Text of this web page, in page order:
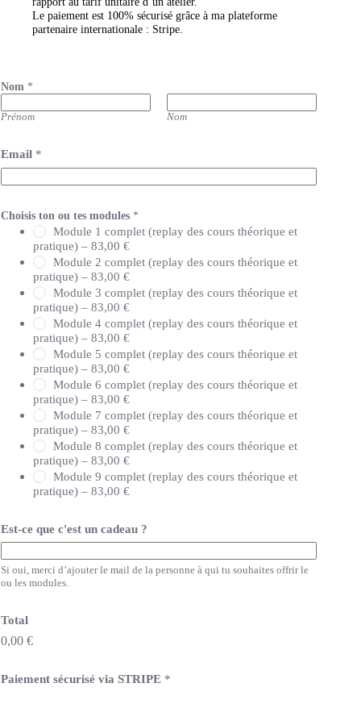
Le paiement est 100% sécurisé grâce à ma plateforme
partenaire internationale : Stripe.
Nom *
Prénom Nom
a
i
e
e
Email *
Choisis ton ou tes modules *
Module 1 complet (replay des cours théorique et
pratique) – 83,00 €
Module 2 complet (replay des cours théorique et
pratique) – 83,00 €
Module 3 complet (replay des cours théorique et
pratique) – 83,00 €
Module 4 complet (replay des cours théorique et
pratique) – 83,00 €
Module 5 complet (replay des cours théorique et
pratique) – 83,00 €
Module 6 complet (replay des cours théorique et
pratique) – 83,00 €
Module 7 complet (replay des cours théorique et
pratique) – 83,00 €
Module 8 complet (replay des cours théorique et
pratique) – 83,00 €
Module 9 complet (replay des cours théorique et
pratique) – 83,00 €
Est-ce que c'est un cadeau ?
Si oui, merci d’ajouter le mail de la personne à qui tu souhaites offrir le
ou les modules.
Total
0,00 €
Paiement sécurisé via STRIPE *